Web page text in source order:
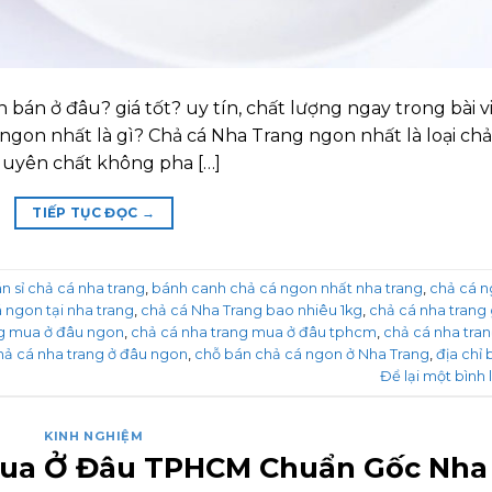
bán ở đâu? giá tốt? uy tín, chất lượng ngay trong bài
nhất là gì? Chả cá Nha Trang ngon nhất là loại
chất không pha […]
TIẾP TỤC ĐỌC →
sỉ chả cá nha trang bánh canh chả cá ngon nhất nha trang chả cá
ngon tại nha trang chả cá Nha Trang bao nhiêu 1kg chả cá nha trang
mua ở đâu ngon chả cá nha trang mua ở đâu tphcm chả cá nha
cá nha trang ở đâu ngon chỗ bán chả cá ngon ở Nha Trang địa chỉ
Để lại một bình
KINH NGHIỆM
Ở Đâu TPHCM Chuẩn Gốc Nha